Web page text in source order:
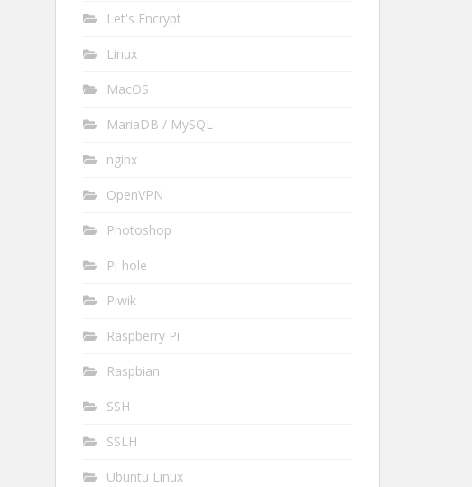
Let's Encrypt
Linux
MacOS
MariaDB / MySQL
nginx
OpenVPN
Photoshop
Pi-hole
Piwik
Raspberry Pi
Raspbian
SSH
SSLH
Ubuntu Linux